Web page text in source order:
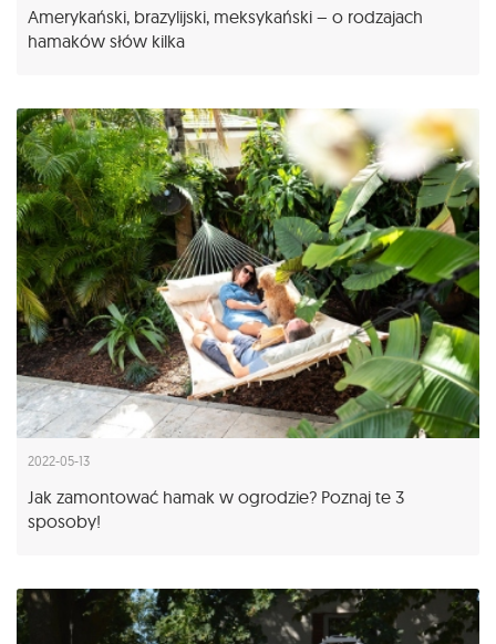
Amerykański, brazylijski, meksykański – o rodzajach
hamaków słów kilka
2022-05-13
Jak zamontować hamak w ogrodzie? Poznaj te 3
sposoby!